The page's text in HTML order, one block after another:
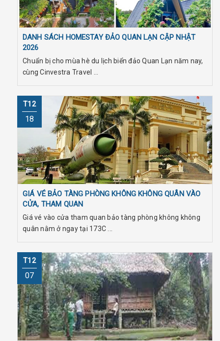
DANH SÁCH HOMESTAY ĐẢO QUAN LẠN CẬP NHẬT
2026
Chuẩn bị cho mùa hè du lịch biển đảo Quan Lạn năm nay,
cùng Cinvestra Travel ...
T12
18
GIÁ VÉ BẢO TÀNG PHÒNG KHÔNG KHÔNG QUÂN VÀO
CỬA, THAM QUAN
Giá vé vào cửa tham quan bảo tàng phòng không không
quân nằm ở ngay tại 173C ...
T12
07